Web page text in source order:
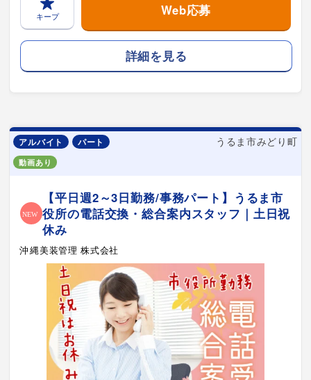
キープ Web応募
詳細を見る
アルバイト パート うるま市みどり町
動画あり
【平日週2～3日勤務/事務パート】うるま市
役所の電話交換・総合案内スタッフ｜土日祝
休み
沖縄美装管理 株式会社